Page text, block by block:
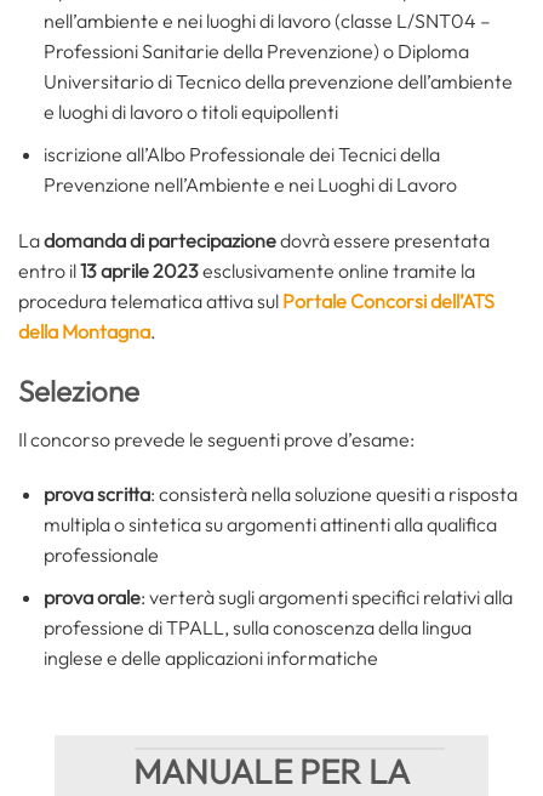
nell’ambiente e nei luoghi di lavoro (classe L/SNT04 –
Professioni Sanitarie della Prevenzione) o Diploma
Universitario di Tecnico della prevenzione dell’ambiente
e luoghi di lavoro o titoli equipollenti
iscrizione all’Albo Professionale dei Tecnici della
Prevenzione nell’Ambiente e nei Luoghi di Lavoro
Ladomanda di partecipazionedovrà essere presentata
entro il13 aprile 2023esclusivamente online tramite la
procedura telematica attiva sul Portale Concorsi dell’ATS
della Montagna.
Selezione
Il concorso prevede le seguenti prove d’esame:
prova scritta: consisterà nella soluzione quesiti a risposta
multipla o sintetica su argomenti attinenti alla qualifica
professionale
provaorale: verterà sugli argomenti specifici relativi alla
professione di TPALL, sulla conoscenza della lingua
inglese e delle applicazioni informatiche
MANUALE PER LA